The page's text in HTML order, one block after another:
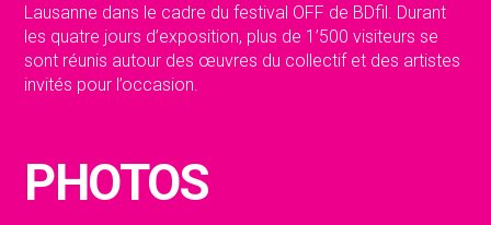
Lausanne dans le cadre du festival OFF de BDfil. Durant
les quatre jours d’exposition, plus de 1’500 visiteurs se
sont réunis autour des œuvres du collectif et des artistes
invités pour l’occasion.
PHOTOS